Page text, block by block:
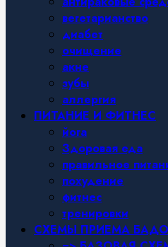
вегетарианство
диабет
очищение
акне
зубы
аллергия
ПИТАНИЕ И ФИТНЕС
йога
Здоровая еда
правильное
похудение
фитнес
тренировки
СХЕМЫ ПРИЕМА